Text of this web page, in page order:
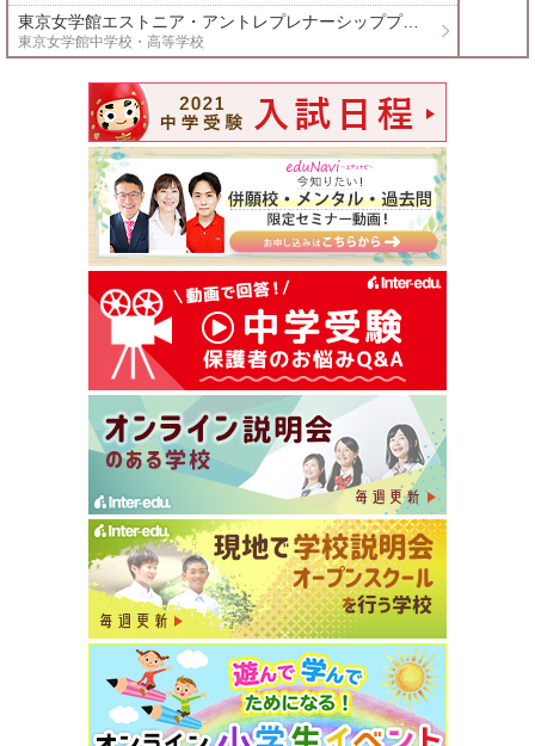
東京女学館エストニア・アントレプレナーシッププログラム３日目
東京女学館中学校・高等学校